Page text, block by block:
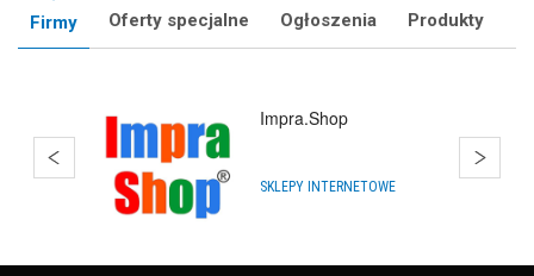
Firmy Oferty specjalne Ogłoszenia Produkty
Hurtownia Animatora
HURTOWNIE